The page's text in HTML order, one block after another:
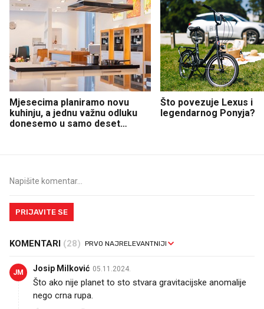
Mjesecima planiramo novu
kuhinju, a jednu važnu odluku
donesemo u samo deset
Što povezuje Lexus i
legendarnog Ponyja?
PRIJAVITE SE
KOMENTARI (28)
JM Josip Milković 05.11.2024.
Što ako nije planet to sto stvara gravitacijske anomalije
nego crna rupa.